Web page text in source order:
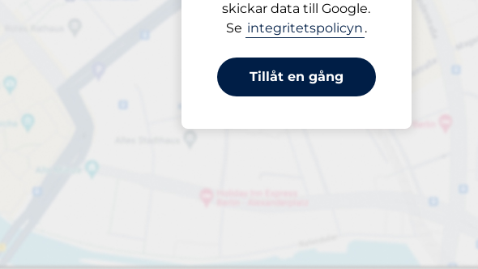
skickar data till Google.
Se integritetspolicyn .
Tillåt en gång